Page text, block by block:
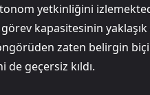
yetkinliğini
kapasitesinin
öngörüden zaten belirgin
geçersiz kıldı.